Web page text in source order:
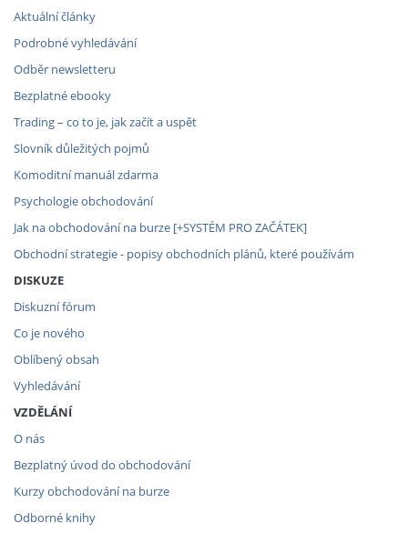
Aktuální články
Podrobné vyhledávání
Odběr newsletteru
Bezplatné ebooky
Trading – co to je, jak začít a uspět
Slovník důležitých pojmů
Komoditní manuál zdarma
Psychologie obchodování
Jak na obchodování na burze [+SYSTÉM PRO ZAČÁTEK]
Obchodní strategie - popisy obchodních plánů, které používám
DISKUZE
Diskuzní fórum
Co je nového
Oblíbený obsah
Vyhledávání
VZDĚLÁNÍ
O nás
Bezplatný úvod do obchodování
Kurzy obchodování na burze
Odborné knihy